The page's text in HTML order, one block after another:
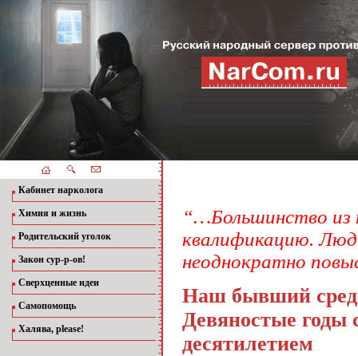
Кабинет нарколога
Химия и жизнь
Родительский уголок
Закон сур-р-ов!
Сверхценные идеи
Самопомощь
Халява, please!
“…Большинство из
квалификацию.
неоднократно
Наш бывший
Девяностые
десятилетием